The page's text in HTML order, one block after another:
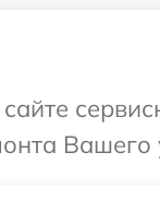
Вашего